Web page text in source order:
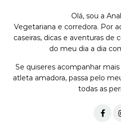
Olá, sou a
Vegetariana e corredora. Por
caseiras, dicas e aventuras de
do meu dia a dia
Se quiseres acompanhar
atleta amadora, passa pelo
todas as